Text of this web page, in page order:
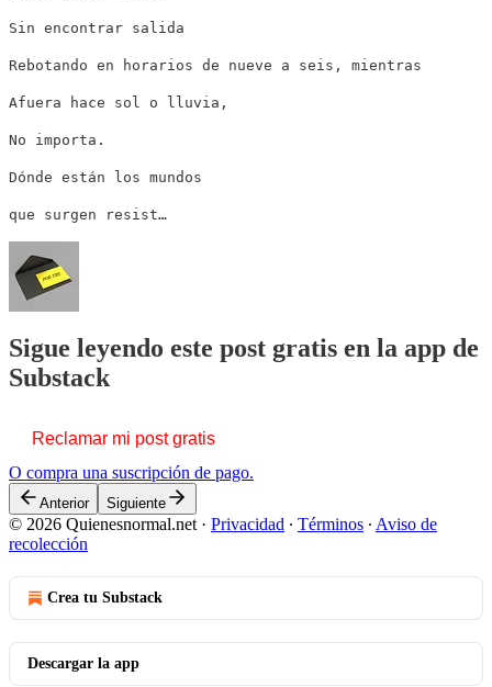
Sin encontrar salida
Rebotando en horarios de nueve a seis, mientras
Afuera hace sol o lluvia,
No importa.
Dónde están los mundos
que surgen resist…
Sigue leyendo este post gratis en la app de
Substack
Reclamar mi post gratis
O compra una suscripción de pago.
Anterior Siguiente
© 2026 Quienesnormal.net · Privacidad ∙ Términos ∙ Aviso de
recolección
Crea tu Substack
Descargar la app